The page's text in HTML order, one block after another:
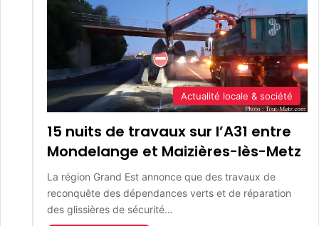
Actualité locale & société
15 nuits de travaux sur l’A31 entre
Mondelange et Maizières-lès-Metz
La région Grand Est annonce que des travaux de
reconquête des dépendances verts et de réparation
des glissières de sécurité…